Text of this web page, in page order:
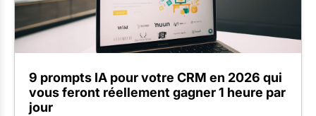
9 prompts IA pour votre CRM en 2026 qui
vous feront réellement gagner 1 heure par
jour